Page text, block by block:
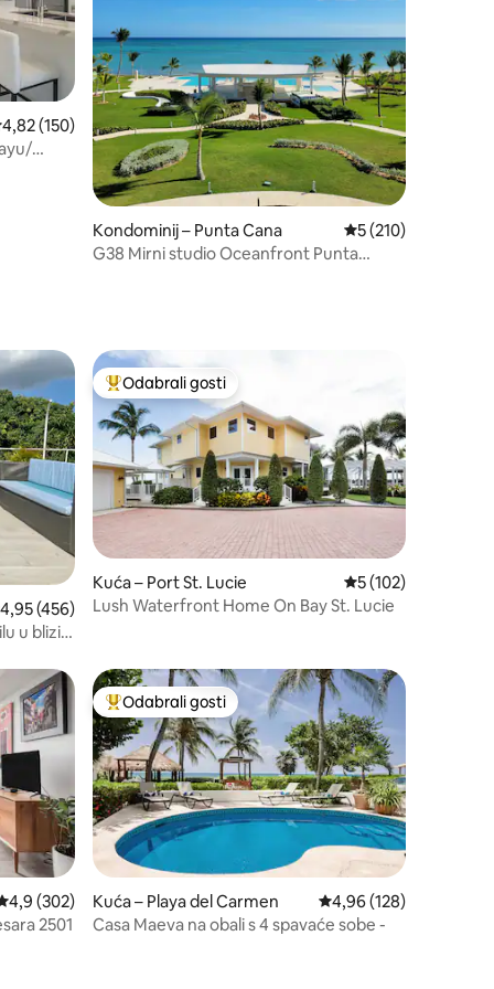
ocjena: 4,82/5, recenzija: 150
4,82 (150)
Kondominij – Punta Cana Prosječna ocjena:
5 (210)
G38 Mirni studio Oceanfront Punta
„Odabrali gosti”
ocjena: 4,95/5, recenzija: 456
4,95 (456)
u blizini
Među najviše rangiranima s oznakom „Odabrali gosti”
Odabrali gosti
Kuća – Port St. Lucie Prosječna ocjena:
5 (102)
Lush Waterfront Home On Bay St. Lucie
ocjena: 4,9/5, recenzija: 302
4,9 (302)
2501
Među najviše rangiranima s oznakom „Odabrali gosti”
Odabrali gosti
Kuća – Playa del Carmen Prosječna ocjena:
4,96 (128)
Casa Maeva na obali s 4 spavaće sobe -